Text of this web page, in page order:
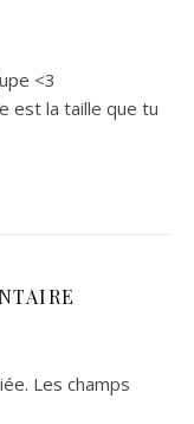
<3
est la taille que tu
Les champs